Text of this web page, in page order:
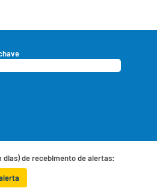
dias) de recebimento de alertas: